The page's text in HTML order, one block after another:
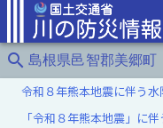
search 島根県邑智郡美郷町
令和８年熊本地震に伴う
「令和８年熊本地震」に